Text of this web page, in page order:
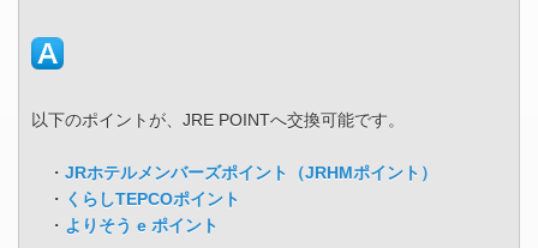
以下のポイントが、JRE POINTへ交換可能です。
・ JRホテルメンバーズポイント（JRHMポイント）
・ くらしTEPCOポイント
・ よりそう e ポイント